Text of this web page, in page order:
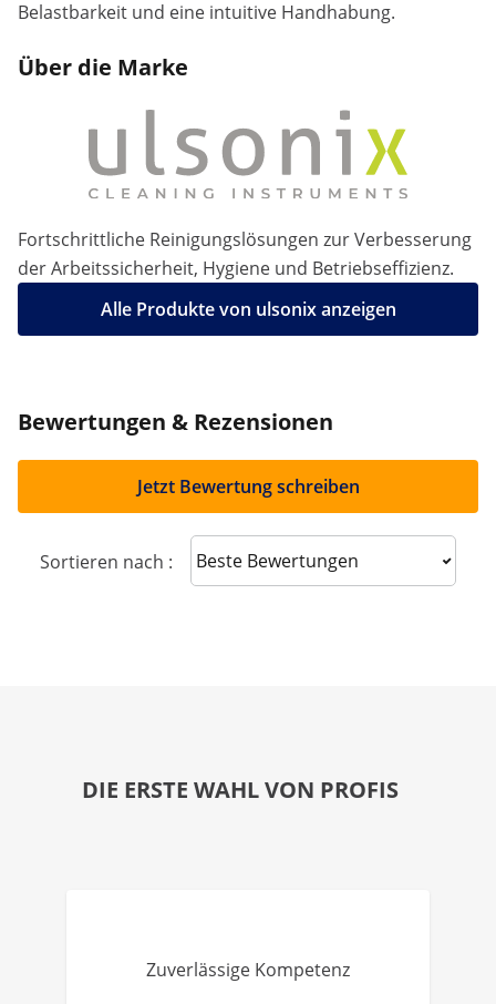
Belastbarkeit und eine intuitive Handhabung.
Über die Marke
Fortschrittliche Reinigungslösungen zur Verbesserung
der Arbeitssicherheit, Hygiene und Betriebseffizienz.
Alle Produkte von ulsonix anzeigen
Bewertungen & Rezensionen
Jetzt Bewertung schreiben
Sortieren nach : Sort reviews
DIE ERSTE WAHL VON PROFIS
Zuverlässige Kompetenz